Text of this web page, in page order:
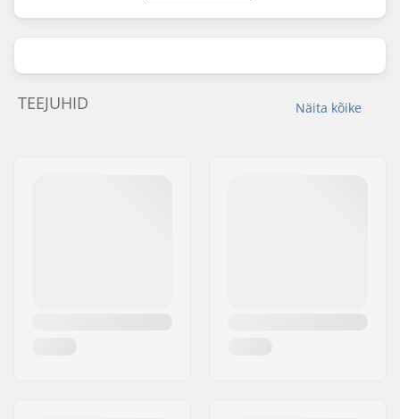
Näita kõike
TEEJUHID